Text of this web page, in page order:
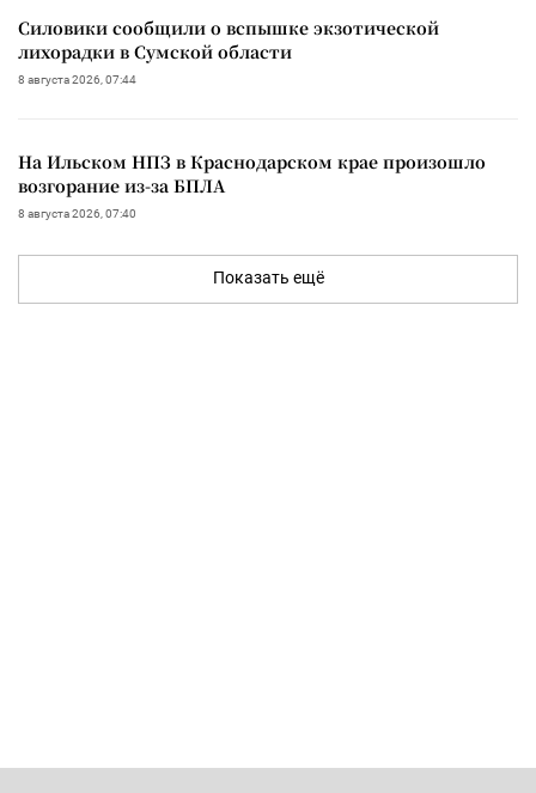
Силовики сообщили о вспышке экзотической
лихорадки в Сумской области
8 августа 2026, 07:44
На Ильском НПЗ в Краснодарском крае произошло
возгорание из-за БПЛА
8 августа 2026, 07:40
Показать ещё